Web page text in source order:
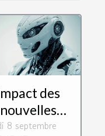
des
nouvelles
8 septembre